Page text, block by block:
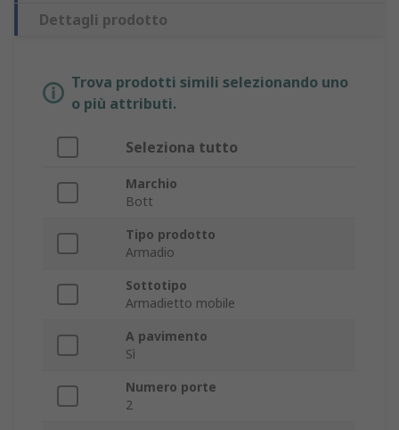
Dettagli prodotto
Trova prodotti simili selezionando uno
o più attributi.
Seleziona tutto
Marchio
Bott
Tipo prodotto
Armadio
Sottotipo
Armadietto mobile
A pavimento
Sì
Numero porte
2